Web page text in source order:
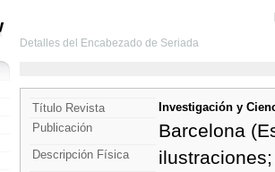
Detalles del Encabezado de Seriada
Título Revista
Investigación y
Publicación
Barcelona
Descripción Física